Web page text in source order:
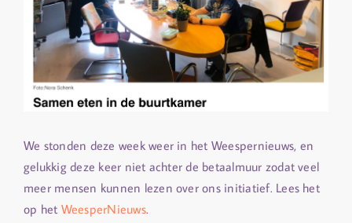
We stonden deze week weer in het Weespernieuws, en
gelukkig deze keer niet achter de betaalmuur zodat veel
meer mensen kunnen lezen over ons initiatief. Lees het
op het WeesperNieuws.